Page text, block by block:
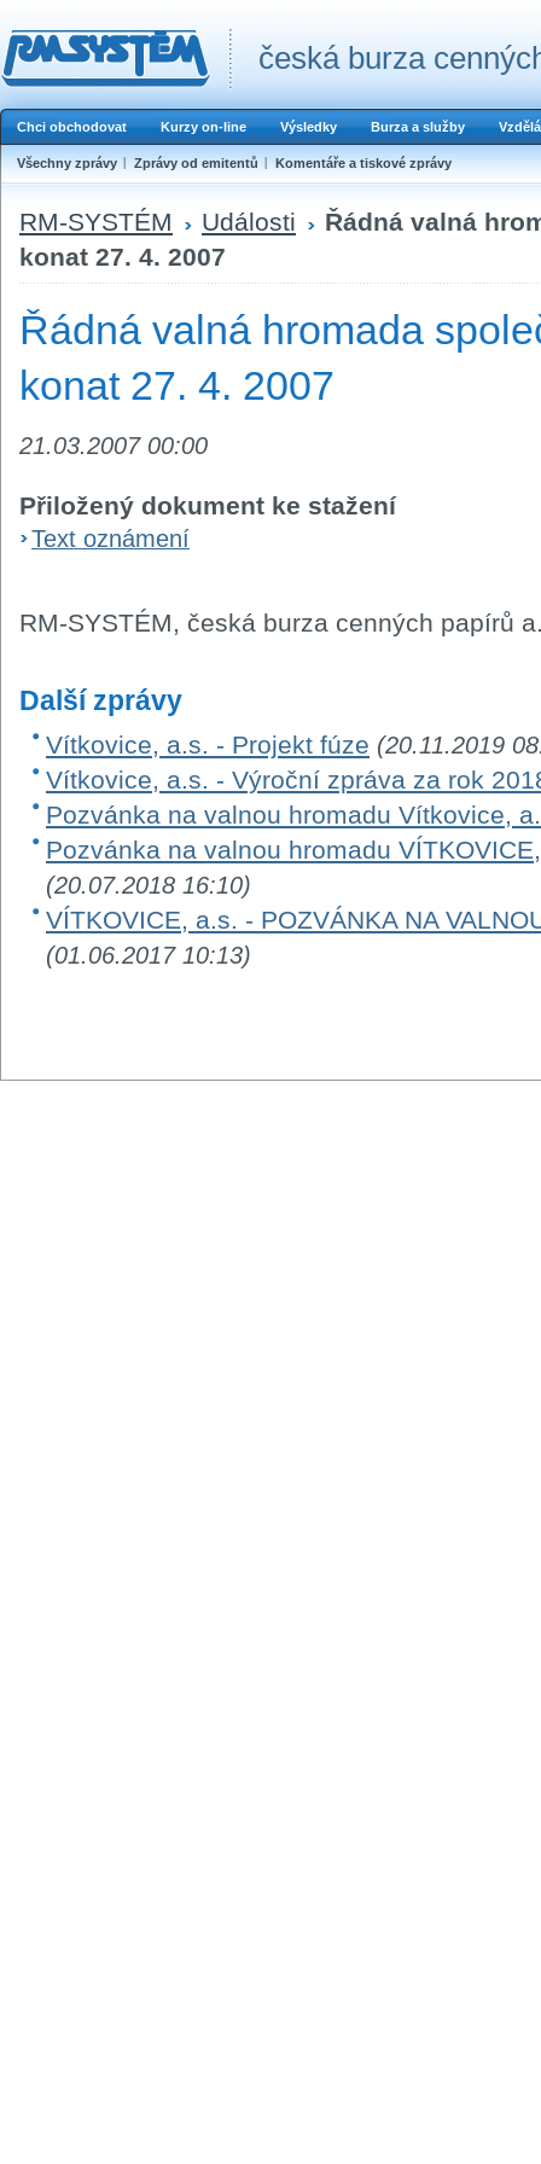
česká burza
Chci obchodovat Kurzy on-line Výsledky Burza a služby
Všechny zprávy Zprávy od emitentů Komentáře a tiskové zprávy
RM-SYSTÉM Události
Řádná valná
konat 27. 4. 2007
Řádná valná hromada
konat 27. 4. 2007
21.03.2007 00:00
Přiložený dokument ke stažení
Text oznámení
RM-SYSTÉM, česká burza cenných papírů
Další zprávy
Vítkovice, a.s. - Projekt fúze (20.11.2019
Vítkovice, a.s. - Výroční zpráva za rok
Pozvánka na valnou hromadu Vítkovice,
Pozvánka na valnou hromadu
(20.07.2018 16:10)
VÍTKOVICE, a.s. - POZVÁNKA NA
(01.06.2017 10:13)